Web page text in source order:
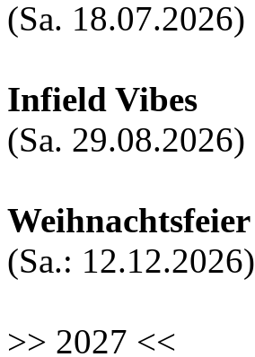
(Sa. 18.07.2026)
Infield Vibes
(Sa. 29.08.2026)
Weihnachtsfeier
(Sa.: 12.12.2026)
>> 2027 <<